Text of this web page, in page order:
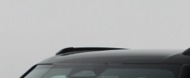
bandenspanningcontrolesysteem.
Vanzelfsprekend leveren wij deze nieuwe auto met